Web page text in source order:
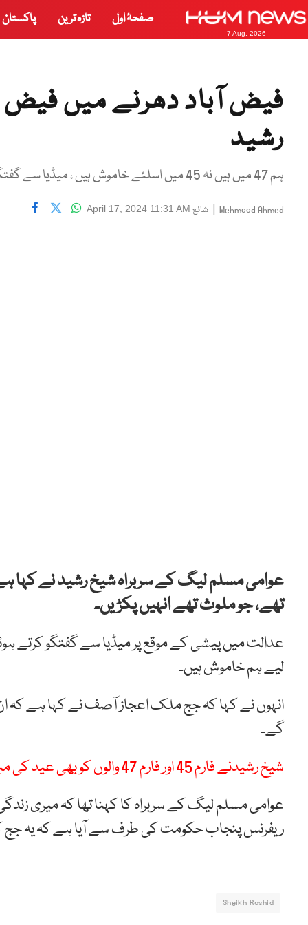
7 Aug, 2026
صفحۂ اول تازہ ترین پاکستان
فیض آباد دھرنے میں
رشید
ہم 47 میں ہیں نہ 45 میں اسلئے خاموش ہیں ، میڈیا سے گفتگو
Mehmood Ahmed
| شائع April 17, 2024 11:31 AM
عوامی مسلم لیگ کے سربراہ شیخ رشید نے
تھے، جو ملوث تھے انہیں پکڑیں۔
لیے ہم خاموش ہیں۔
انہوں نے کہا کہ جج ملک اعجاز آصف نے کہا ہے کہ
گے۔
شیخ رشیدنے فارم 45 اور فارم 47 والوں کو بھی عید کی مبارک باد دیدی
عوامی مسلم لیگ کے سربراہ کا کہنا تھا کہ میری
ریفرنس پنجاب حکومت کی طرف سے آیا ہے کہ یہ
Sheikh Rashid